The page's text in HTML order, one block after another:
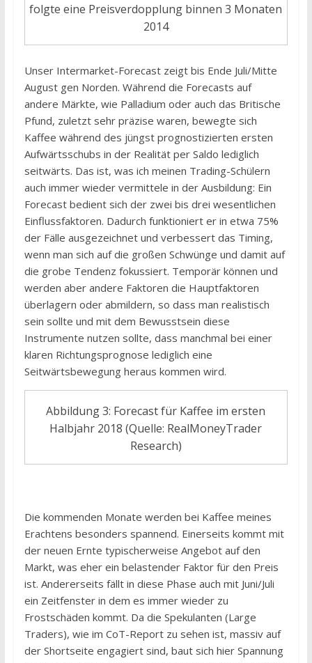
folgte eine Preisverdopplung binnen 3 Monaten
2014
Unser Intermarket-Forecast zeigt bis Ende Juli/Mitte
August gen Norden. Während die Forecasts auf
andere Märkte, wie Palladium oder auch das Britische
Pfund, zuletzt sehr präzise waren, bewegte sich
Kaffee während des jüngst prognostizierten ersten
Aufwärtsschubs in der Realität per Saldo lediglich
seitwärts. Das ist, was ich meinen Trading-Schülern
auch immer wieder vermittele in der Ausbildung: Ein
Forecast bedient sich der zwei bis drei wesentlichen
Einflussfaktoren. Dadurch funktioniert er in etwa 75%
der Fälle ausgezeichnet und verbessert das Timing,
wenn man sich auf die großen Schwünge und damit auf
die grobe Tendenz fokussiert. Temporär können und
werden aber andere Faktoren die Hauptfaktoren
überlagern oder abmildern, so dass man realistisch
sein sollte und mit dem Bewusstsein diese
Instrumente nutzen sollte, dass manchmal bei einer
klaren Richtungsprognose lediglich eine
Seitwärtsbewegung heraus kommen wird.
Abbildung 3: Forecast für Kaffee im ersten
Halbjahr 2018 (Quelle: RealMoneyTrader
Research)
Die kommenden Monate werden bei Kaffee meines
Erachtens besonders spannend. Einerseits kommt mit
der neuen Ernte typischerweise Angebot auf den
Markt, was eher ein belastender Faktor für den Preis
ist. Andererseits fällt in diese Phase auch mit Juni/Juli
ein Zeitfenster in dem es immer wieder zu
Frostschäden kommt. Da die Spekulanten (Large
Traders), wie im CoT-Report zu sehen ist, massiv auf
der Shortseite engagiert sind, baut sich hier Spannung